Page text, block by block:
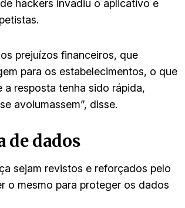
hackers invadiu o aplicativo e
prejuízos financeiros, que
para os estabelecimentos, o que
resposta tenha sido rápida,
avolumassem”, disse.
de dados
sejam revistos e reforçados pelo
o mesmo para proteger os dados